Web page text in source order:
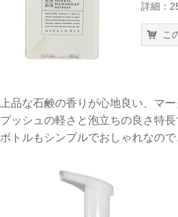
詳細：
こ
上品な石鹸の香りが心地良い、マ
プッシュの軽さと泡立ちの良さ特
ボトルもシンプルでおしゃれなの